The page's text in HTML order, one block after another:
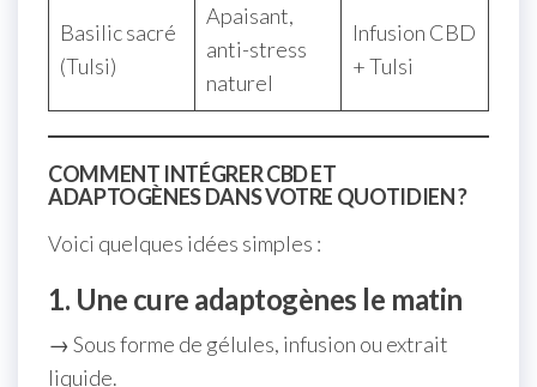
Basilic sacré
(Tulsi)
Apaisant,
anti-stress
naturel
Infusion CBD
+ Tulsi
COMMENT INTÉGRER CBD ET
ADAPTOGÈNES DANS VOTRE QUOTIDIEN ?
Voici quelques idées simples :
1. Une cure adaptogènes le matin
→ Sous forme de gélules, infusion ou extrait
liquide.